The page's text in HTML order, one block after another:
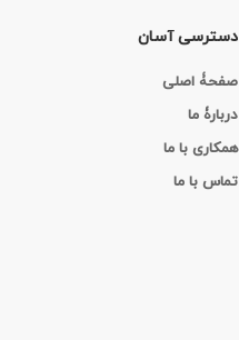
دسترسی آسان
صفحۀ اصلی
دربارۀ ما
همکاری با ما
تماس با ما